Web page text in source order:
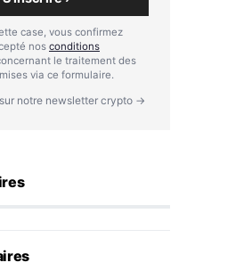
case, vous confirmez
nos conditions
le traitement des
via ce formulaire.
notre newsletter crypto →